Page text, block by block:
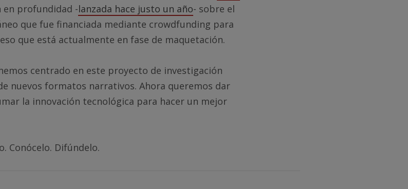
en profundidad -lanzada hace justo un año- sobre el
que fue financiada mediante crowdfunding para
que está actualmente en fase de maquetación.
centrado en este proyecto de investigación
nuevos formatos narrativos. Ahora queremos dar
la innovación tecnológica para hacer un mejor
Conócelo. Difúndelo.